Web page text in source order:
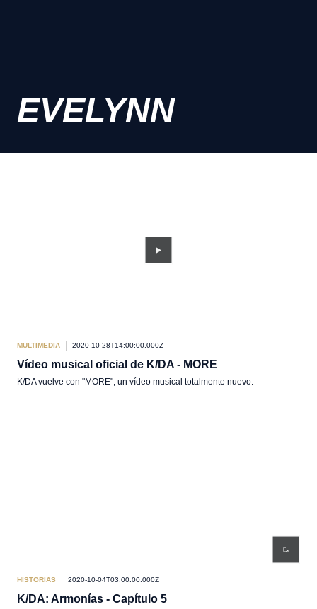
EVELYNN
MULTIMEDIA 2020-10-28T14:00:00.000Z
Vídeo musical oficial de K/DA - MORE
K/DA vuelve con "MORE", un vídeo musical totalmente nuevo.
HISTORIAS 2020-10-04T03:00:00.000Z
K/DA: Armonías - Capítulo 5